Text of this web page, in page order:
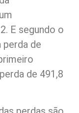
E segundo o
perda de
de 491,8